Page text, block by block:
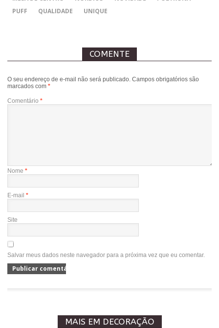
PUFF
QUALIDADE UNIQUE
COMENTE
O seu endereço de e-mail não será publicado. Campos obrigatórios são
marcados com *
Comentário *
Nome *
E-mail *
Site
Salvar meus dados neste navegador para a próxima vez que eu comentar.
MAIS EM DECORAÇÃO